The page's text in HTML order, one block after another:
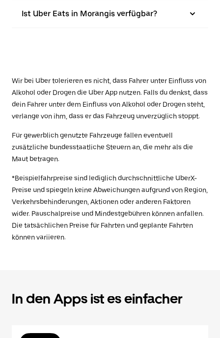
Ist Uber Eats in Morangis verfügbar?
Wir bei Uber tolerieren es nicht, dass Fahrer unter Einfluss von
Alkohol oder Drogen die Uber App nutzen. Falls du denkst, dass
dein Fahrer unter dem Einfluss von Alkohol oder Drogen steht,
verlange von ihm, dass er das Fahrzeug unverzüglich stoppt.
Für gewerblich genutzte Fahrzeuge fallen eventuell
zusätzliche bundesstaatliche Steuern an, die mehr als die
Maut betragen.
*Beispielfahrpreise sind lediglich durchschnittliche UberX-
Preise und spiegeln keine Abweichungen aufgrund von Region,
Verkehrsbehinderungen, Aktionen oder anderen Faktoren
wider. Pauschalpreise und Mindestgebühren können anfallen.
Die tatsächlichen Preise für Fahrten und geplante Fahrten
können variieren.
In den Apps ist es einfacher